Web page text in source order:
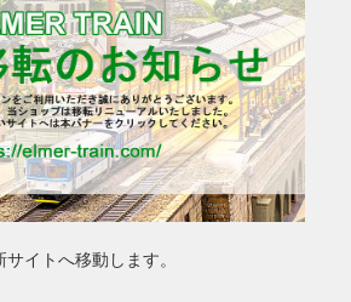
イトへ移動します。